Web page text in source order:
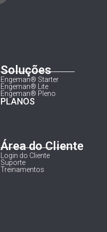
Soluções
Engeman® Starter
Engeman® Lite
Engeman® Pleno
PLANOS
Área do Cliente
Login do Cliente
Suporte
Treinamentos